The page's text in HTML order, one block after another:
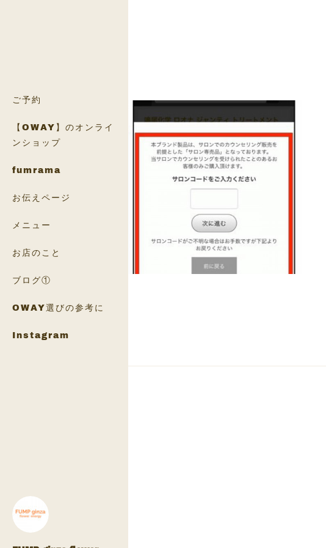
ご予約
【OWAY】のオンライ
ンショップ
fumrama
お伝えページ
メニュー
お店のこと
ブログ①
OWAY選びの参考に
Instagram